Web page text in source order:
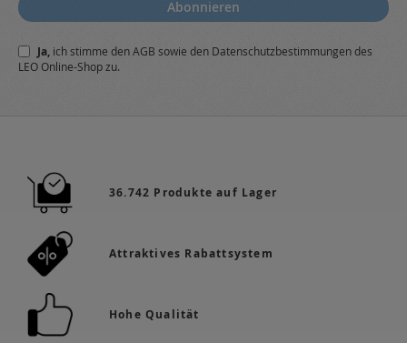
für
Newsletter
a:
Abonnieren
Ja, ich stimme denAGB sowie den Datenschutzbestimmungendes
LEO Online-Shop zu.
36.742 Produkte auf Lager
Attraktives Rabattsystem
Hohe Qualität